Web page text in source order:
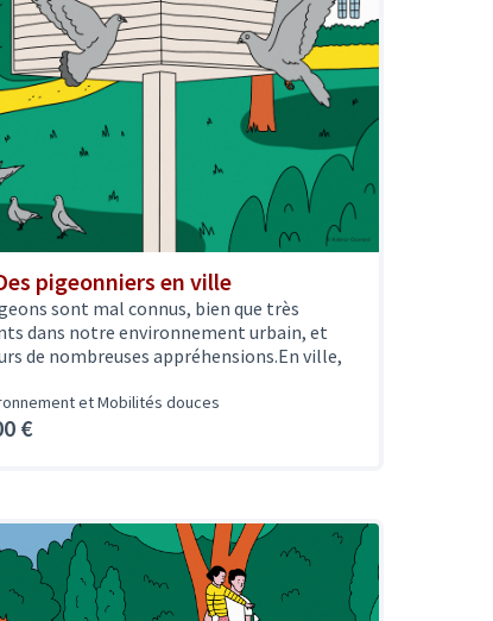
pigeonniers en ville
sont mal connus, bien que très
dans notre environnement urbain, et
de nombreuses appréhensions.En ville,
et Mobilités douces
€